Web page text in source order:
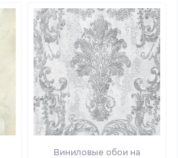
Виниловые обои на